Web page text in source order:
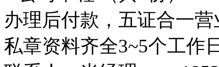
办理后付款，五证合一
私章资料齐全3~5个工作